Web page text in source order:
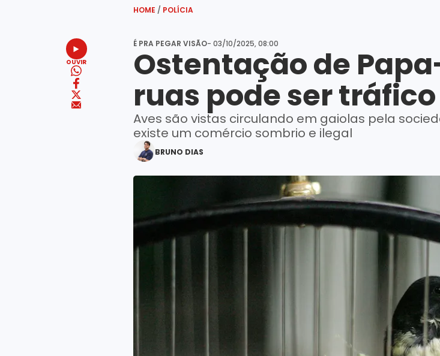
HOME / POLÍCIA
OUVIR
É PRA PEGAR VISÃO- 03/10/2025, 08:00
Ostentação de
ruas pode ser
Aves são vistas circulando em gaiolas pela
existe um comércio sombrio e ilegal
BRUNO DIAS